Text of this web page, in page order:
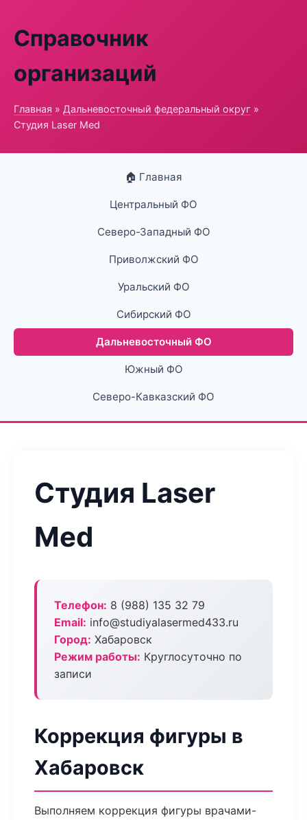
Справочник
организаций
Главная » Дальневосточный федеральный округ »
Студия Laser Med
🏠 Главная
Центральный ФО
Северо-Западный ФО
Приволжский ФО
Уральский ФО
Сибирский ФО
Дальневосточный ФО
Южный ФО
Северо-Кавказский ФО
Студия Laser
Med
Телефон: 8 (988) 135 32 79
Email: info@studiyalasermed433.ru
Город: Хабаровск
Режим работы: Круглосуточно по
записи
Коррекция фигуры в
Хабаровск
Выполняем коррекция фигуры врачами-